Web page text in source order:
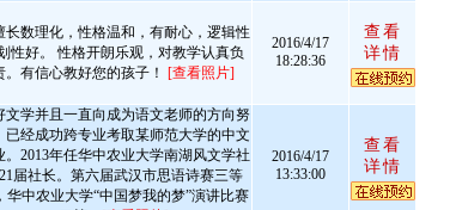
长数理化，性格温和，有耐心，逻辑性
性好。 性格开朗乐观，对教学认真负
。有信心教好您的孩子！ [查看照片]
2016/4/17
18:28:36
查看
详情
文学并且一直向成为语文老师的方向努
已经成功跨专业考取某师范大学的中文
。2013年任华中农业大学南湖风文学社
届社长。第六届武汉市思语诗赛三等
华中农业大学“中国梦我的梦”演讲比赛
2016/4/17
13:33:00
查看
详情